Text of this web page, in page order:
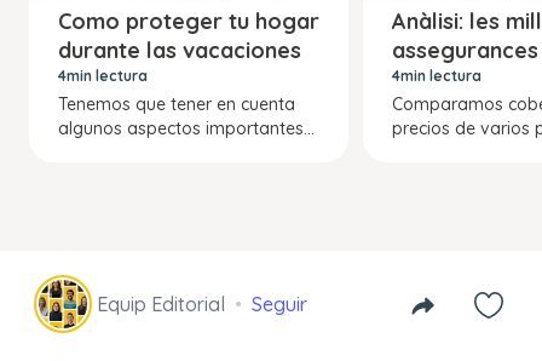
Como proteger tu hogar
durante las vacaciones
4min lectura
Tenemos que tener en cuenta
algunos aspectos importantes...
Anàlisi: les
4min lectura
Comparamos
precios de varios
Equip Editorial Seguir